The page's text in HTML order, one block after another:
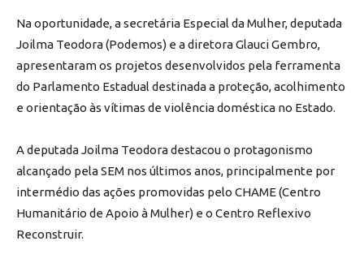
Na oportunidade, a secretária Especial da Mulher, deputada
Joilma Teodora (Podemos) e a diretora Glauci Gembro,
apresentaram os projetos desenvolvidos pela ferramenta
do Parlamento Estadual destinada a proteção, acolhimento
e orientação às vítimas de violência doméstica no Estado.
A deputada Joilma Teodora destacou o protagonismo
alcançado pela SEM nos últimos anos, principalmente por
intermédio das ações promovidas pelo CHAME (Centro
Humanitário de Apoio à Mulher) e o Centro Reflexivo
Reconstruir.